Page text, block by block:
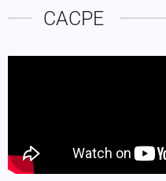
CACPE